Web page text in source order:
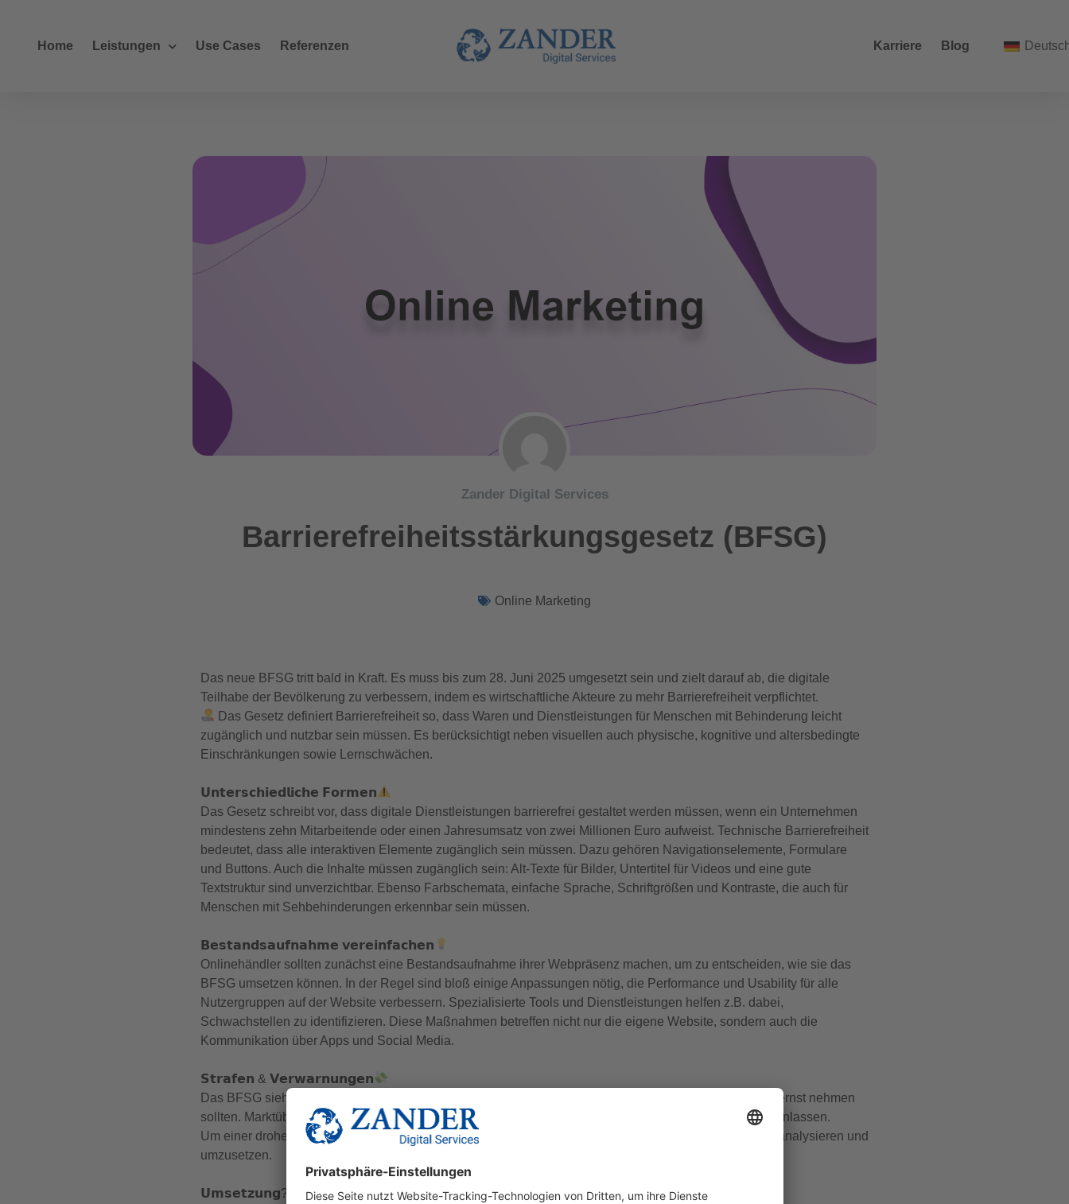
Home Leistungen Use Cases Referenzen Karriere Blog
Zander Digital Services
Barrierefreiheitsstärkungsgesetz (BFSG)
Online Marketing
Das neue BFSG tritt bald in Kraft. Es muss bis zum 28. Juni 2025 umgesetzt sein und zielt darauf ab, die digitale
Teilhabe der Bevölkerung zu verbessern, indem es wirtschaftliche Akteure zu mehr Barrierefreiheit verpflichtet.
Das Gesetz definiert Barrierefreiheit so, dass Waren und Dienstleistungen für Menschen mit Behinderung leicht
zugänglich und nutzbar sein müssen. Es berücksichtigt neben visuellen auch physische, kognitive und altersbedingte
Einschränkungen sowie Lernschwächen.
𝗨𝗻𝘁𝗲𝗿𝘀𝗰𝗵𝗶𝗲𝗱𝗹𝗶𝗰𝗵𝗲 𝗙𝗼𝗿𝗺𝗲𝗻
Das Gesetz schreibt vor, dass digitale Dienstleistungen barrierefrei gestaltet werden müssen, wenn ein Unternehmen
mindestens zehn Mitarbeitende oder einen Jahresumsatz von zwei Millionen Euro aufweist. Technische Barrierefreiheit
bedeutet, dass alle interaktiven Elemente zugänglich sein müssen. Dazu gehören Navigationselemente, Formulare
und Buttons. Auch die Inhalte müssen zugänglich sein: Alt-Texte für Bilder, Untertitel für Videos und eine gute
Textstruktur sind unverzichtbar. Ebenso Farbschemata, einfache Sprache, Schriftgrößen und Kontraste, die auch für
Menschen mit Sehbehinderungen erkennbar sein müssen.
𝗕𝗲𝘀𝘁𝗮𝗻𝗱𝘀𝗮𝘂𝗳𝗻𝗮𝗵𝗺𝗲 𝘃𝗲𝗿𝗲𝗶𝗻𝗳𝗮𝗰𝗵𝗲𝗻
Onlinehändler sollten zunächst eine Bestandsaufnahme ihrer Webpräsenz machen, um zu entscheiden, wie sie das
BFSG umsetzen können. In der Regel sind bloß einige Anpassungen nötig, die Performance und Usability für alle
Nutzergruppen auf der Website verbessern. Spezialisierte Tools und Dienstleistungen helfen z.B. dabei,
Schwachstellen zu identifizieren. Diese Maßnahmen betreffen nicht nur die eigene Website, sondern auch die
Kommunikation über Apps und Social Media.
𝗦𝘁𝗿𝗮𝗳𝗲𝗻 & 𝗩𝗲𝗿𝘄𝗮𝗿𝗻𝘂𝗻𝗴𝗲𝗻
Das BFSG sieht Sanktionen von bis zu 100.000 Euro vor, wenn Unternehmen die Barrierefreiheit nicht ernst nehmen
sollten. Marktüberwachungsbehörden können in Extremfällen sogar die Einstellung eines Services veranlassen.
Um einer drohenden Abmahnungswelle zu entgehen, lohnt es sich also sich frühzeitig Maßnahmen zu analysieren und
umzusetzen.
𝗨𝗺𝘀𝗲𝘁𝘇𝘂𝗻𝗴? 𝗠𝗲𝗵𝗿 𝗮𝗹𝘀 𝗻𝘂𝗿 𝗣𝗳𝗹𝗶𝗰𝗵𝘁☝️